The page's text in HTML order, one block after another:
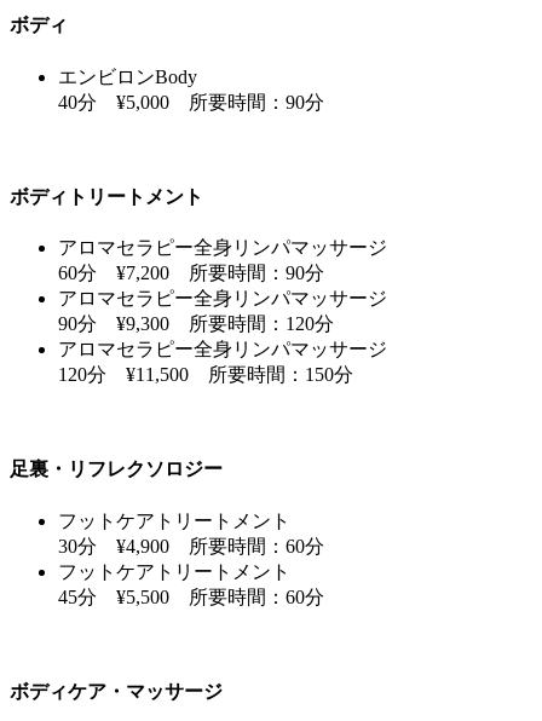
ボディ
エンビロンBody
40分 ¥5,000 所要時間：90分
ボディトリートメント
アロマセラピー全身リンパマッサージ
60分 ¥7,200 所要時間：90分
アロマセラピー全身リンパマッサージ
90分 ¥9,300 所要時間：120分
アロマセラピー全身リンパマッサージ
120分 ¥11,500 所要時間：150分
足裏・リフレクソロジー
フットケアトリートメント
30分 ¥4,900 所要時間：60分
フットケアトリートメント
45分 ¥5,500 所要時間：60分
ボディケア・マッサージ